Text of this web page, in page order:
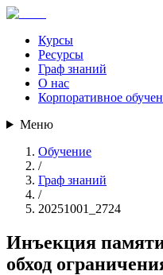
Курсы
Ресурсы
Граф знаний
О нас
Корпоративное
Меню
Обучение
/
Граф знаний
/
20251001_2724
Инъекция
обход